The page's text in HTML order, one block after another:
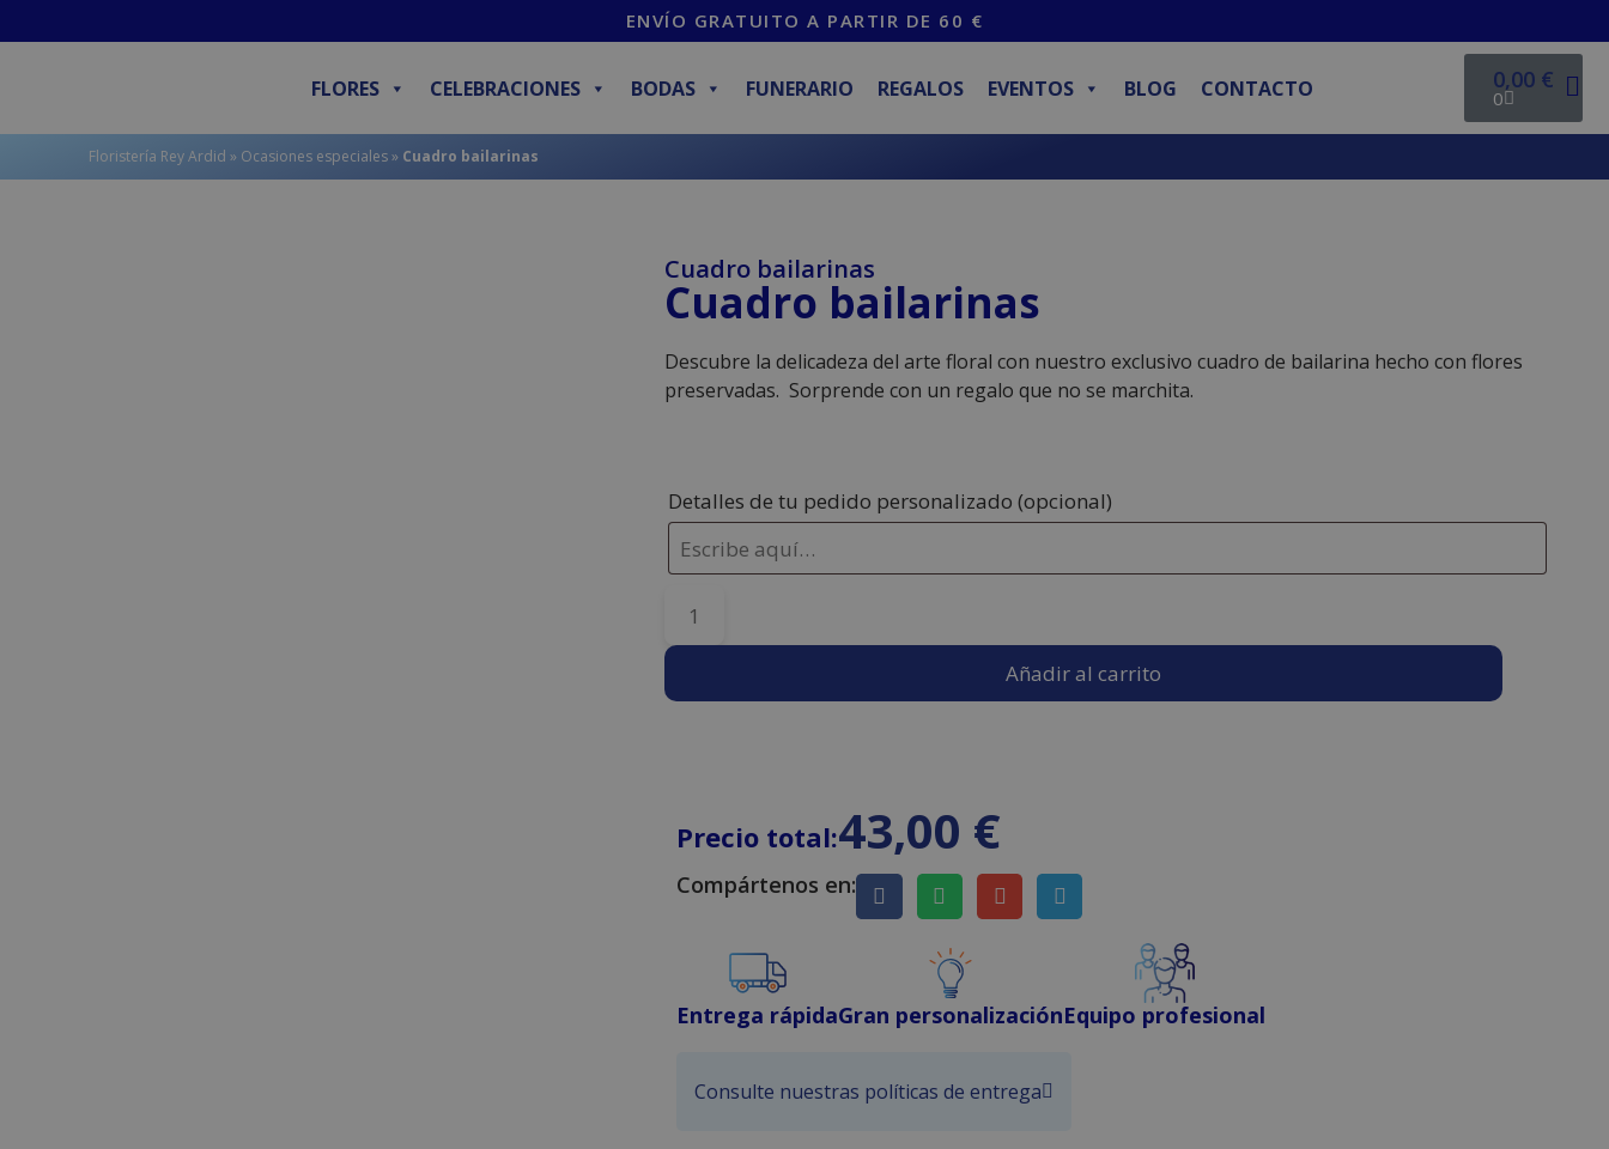
ENVÍO GRATUITO A PARTIR DE 60 €
FLORES CELEBRACIONES BODAS FUNERARIO REGALOS EVENTOS BLOG CONTACTO 0,00 €
0
Floristería Rey Ardid » Ocasiones especiales» Cuadro bailarinas
Cuadro bailarinas
Cuadro bailarinas
Descubre la delicadeza del arte floral con nuestro exclusivo cuadro de bailarina hecho con flores
preservadas. Sorprende con un regalo que no se marchita.
Detalles de tu pedido personalizado(opcional)
Añadir al carrito
Precio total:43,00 €
Compártenos en:
Entrega rápidaGran personalizaciónEquipo profesional
Consulte nuestras políticas de entrega